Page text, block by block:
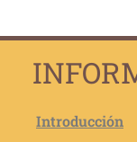
Introducción